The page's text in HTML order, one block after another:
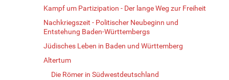
Kampf um Partizipation - Der lange Weg zur Freiheit
Nachkriegszeit - Politischer Neubeginn und
Entstehung Baden-Württembergs
Jüdisches Leben in Baden und Württemberg
Altertum
Die Römer in Südwestdeutschland